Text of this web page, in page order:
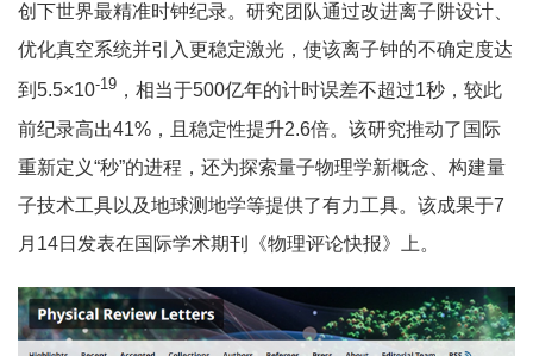
创下世界最精准时钟纪录。研究团队通过改进离子阱设计、
优化真空系统并引入更稳定激光，使该离子钟的不确定度达
到5.5×10-19 ，相当于500亿年的计时误差不超过1秒，较此
前纪录高出41%，且稳定性提升2.6倍。该研究推动了国际
重新定义“秒”的进程，还为探索量子物理学新概念、构建量
子技术工具以及地球测地学等提供了有力工具。该成果于7
月14日发表在国际学术期刊《物理评论快报》上。